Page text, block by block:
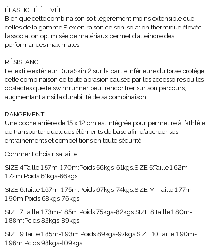
ÉLASTICITÉ ÉLEVÉE
Bien que cette combinaison soit légèrement moins extensible que
celles de la gamme Flex en raison de son isolation thermique élevée,
l’association optimisée de matériaux permet d’atteindre des
performances maximales.
RÉSISTANCE
Le textile extérieur DuraSkin 2 sur la partie inférieure du torse protège
cette combinaison de toute abrasion causée par les accessoires ou les
obstacles que le swimrunner peut rencontrer sur son parcours,
augmentant ainsi la durabilité de sa combinaison.
RANGEMENT
Une poche arrière de 15 x 12 cm est intégrée pour permettre à l’athlète
de transporter quelques éléments de base afin d’aborder ses
entraînements et compétitions en toute sécurité.
Comment choisir sa taille:
SIZE 4:Taille 1.57m-1.70m:Poids 56kgs-61kgs.SIZE 5:Taille 1.62m-
1.72m:Poids 61kgs-66kgs.
SIZE 6:Taille 1.67m-1.75m:Poids 67kgs-74kgs.SIZE MT:Taille 1.77m-
1.90m:Poids 68kgs-76kgs.
SIZE 7:Taille 1.73m-1.85m:Poids 75kgs-82kgs.SIZE 8:Taille 1.80m-
1.88m:Poids 82kgs-89kgs.
SIZE 9:Taille 1.85m-1.93m:Poids 89kgs-97kgs.SIZE 10:Taille 1.90m-
1.96m:Poids 98kgs-109kgs.